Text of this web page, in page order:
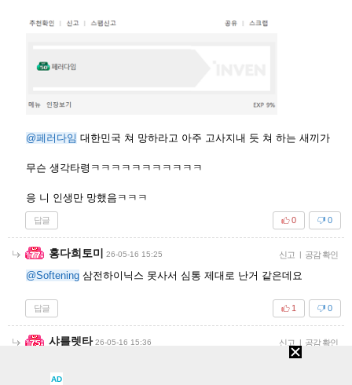
@페러다임 대한민국 쳐 망하라고 아주 고사지내 듯 쳐 하는 새끼가
무슨 생각타령ㅋㅋㅋㅋㅋㅋㅋㅋㅋㅋㅋ
응 니 인생만 망했음ㅋㅋㅋ
답글 0
0
홍다희토미 26-05-16 15:25 신고 | 공감 확인
@Softening 삼전하이닉스 못사서 심통 제대로 난거 같은데요
답글 0
1
샤를렛타 26-05-16 15:36 신고 | 공감 확인
고 있지도 않음ㅋㅋㅋ 흔한 월급쟁이인 저조차도 이번 정부 집
AD